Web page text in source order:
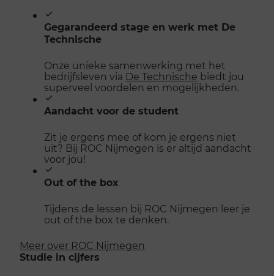
Gegarandeerd stage en werk met De
Technische
Onze unieke samenwerking met het
bedrijfsleven via De Technische biedt jou
superveel voordelen en mogelijkheden.
Aandacht voor de student
Zit je ergens mee of kom je ergens niet
uit? Bij ROC Nijmegen is er altijd aandacht
voor jou!
Out of the box
Tijdens de lessen bij ROC Nijmegen leer je
out of the box te denken.
Meer over ROC Nijmegen
Studie in cijfers